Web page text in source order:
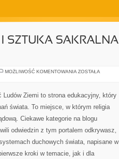
I SZTUKA SAKRALNA
MOŻLIWOŚĆ KOMENTOWANIA RELIGIA
SZTUKA
SAKRALNA
ZOSTAŁA
Ludów Ziemi to strona edukacyjny, który
świata. To miejsce, w którym religia
Ciekawe kategorie na blogu
odwiedzin z tym portalem odkrywasz,
duchowych świata, napisane w
kroki w temacie, jak i dla